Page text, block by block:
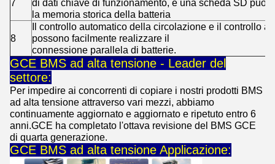
7
di dati chiave di funzionamento, e una scheda SD può
la memoria storica della batteria
8
Il controllo automatico della circolazione e il controllo
possono facilmente realizzare il
connessione parallela di batterie.
GCE BMS ad alta tensione - Leader del
settore:
Per impedire ai concorrenti di copiare i nostri prodotti BMS
ad alta tensione attraverso vari mezzi, abbiamo
continuamente aggiornato e aggiornato e ripetuto entro 6
anni.GCE ha completato l'ottava revisione del BMS GCE
di quarta generazione.
GCE BMS ad alta tensione Applicazione: